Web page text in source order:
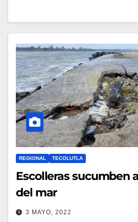
REGIONAL TECOLUTLA
Escolleras sucumben
del mar
3 MAYO, 2022